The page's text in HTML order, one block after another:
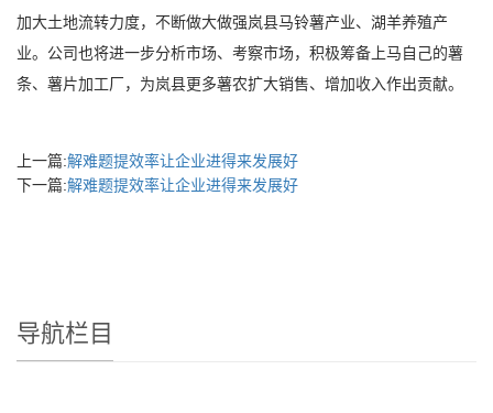
加大土地流转力度，不断做大做强岚县马铃薯产业、湖羊养殖产
业。公司也将进一步分析市场、考察市场，积极筹备上马自己的薯
条、薯片加工厂，为岚县更多薯农扩大销售、增加收入作出贡献。
上一篇:解难题提效率让企业进得来发展好
下一篇:解难题提效率让企业进得来发展好
导航栏目